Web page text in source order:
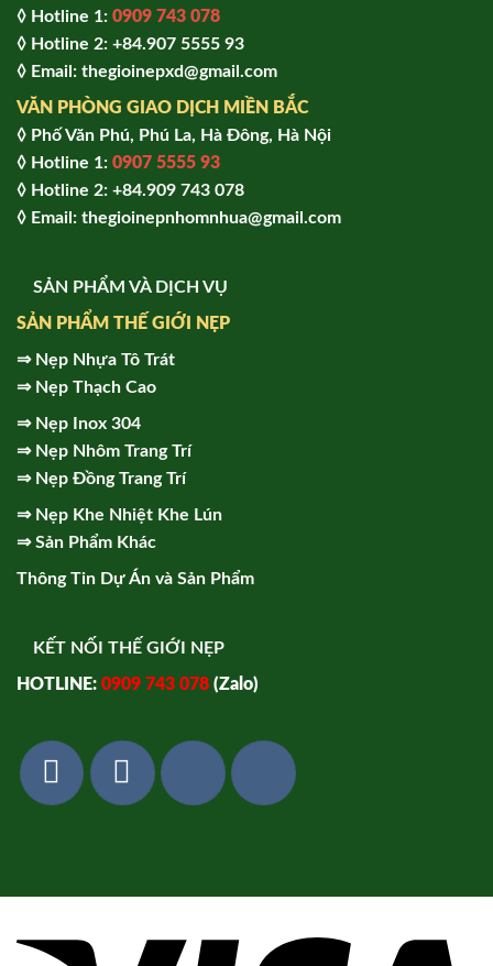
◊ Hotline 1: 0909 743 078
◊ Hotline 2: +84.907 5555 93
◊ Email: thegioinepxd@gmail.com
VĂN PHÒNG GIAO DỊCH MIỀN BẮC
◊ Phố Văn Phú, Phú La, Hà Đông, Hà Nội
◊ Hotline 1: 0907 5555 93
◊ Hot line 2: +84.909 743 078
◊ Email: thegioinepnhomnhua@gmail.com
SẢN PHẨM VÀ DỊCH VỤ
SẢN PHẨM THẾ GIỚI NẸP
⇒ Nẹp Nhựa Tô Trát
⇒ Nẹp Thạch Cao
⇒ Nẹp Inox 304
⇒ Nẹp Nhôm Trang Trí
⇒ Nẹp Đồng Trang Trí
⇒ Nẹp Khe Nhiệt Khe Lún
⇒Sản Phẩm Khác
Thông Tin Dự Án và Sản Phẩm
KẾT NỐI THẾ GIỚI NẸP
HOTLINE: 0909 743 078 (Zalo)